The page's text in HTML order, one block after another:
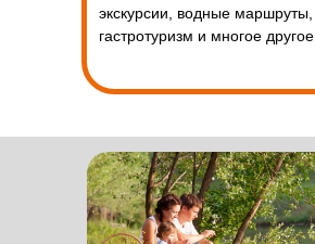
экскурсии, водные маршруты,
гастротуризм и многое другое.